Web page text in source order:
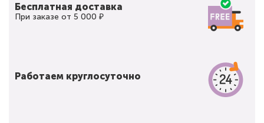
Бесплатная доставка
При заказе от 5 000 ₽
Работаем круглосуточно